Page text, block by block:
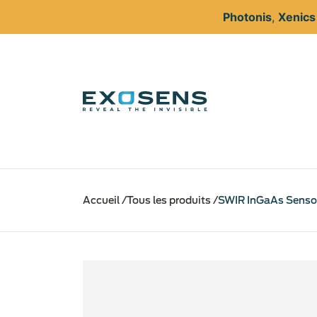
principal
Photonis, Xenics
Accueil Tous les produits SWIR InGaAs